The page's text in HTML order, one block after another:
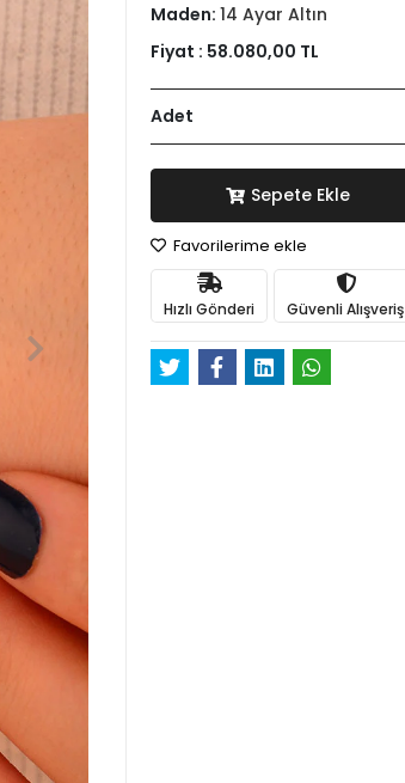
Maden: 14 Ayar Altın
Fiyat : 58.080,00 TL
Adet
Sepete Ekle
Favorilerime ekle
Hızlı Gönderi Güvenli Alışveriş